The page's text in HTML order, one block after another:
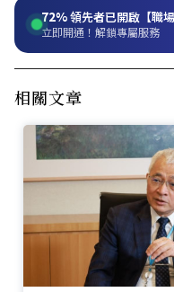
72%領先者已開啟【職場
立即開通！解鎖專屬服務
相關文章